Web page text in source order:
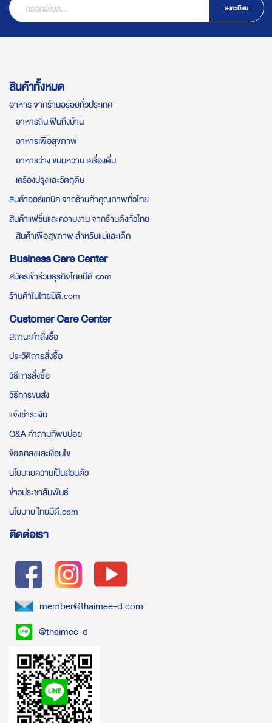
ลงทะเบียน
สินค้าทั้งหมด
อาหาร จากร้านอร่อยทั่วประเทศ
อาหารถิ่น ฟินถึงบ้าน
อาหารเพื่อสุขภาพ
อาหารว่าง ขนมหวาน เครื่องดื่ม
เครื่องปรุงและวัตถุดิบ
สินค้าออร์แกนิค จากร้านค้าคุณภาพทั่วไทย
สินค้าแฟชั่นและความงาม จากร้านดังทั่วไทย
สินค้าเพื่อสุขภาพ สำหรับแม่และเด็ก
Business Care Center
สมัครเข้าร่วมธุรกิจไทยมีดี.com
ร้านค้าในไทยมีดี.com
Customer Care Center
สถานะคำสั่งซื้อ
ประวัติการสั่งซื้อ
วิธีการสั่งซื้อ
วิธีการขนส่ง
แจ้งชำระเงิน
Q&A คำถามที่พบบ่อย
ข้อตกลงและเงื่อนไข
นโยบายความเป็นส่วนตัว
ข่าวประชาสัมพันธ์
นโยบาย ไทยมีดี.com
ติดต่อเรา
member@thaimee-d.com
@thaimee-d